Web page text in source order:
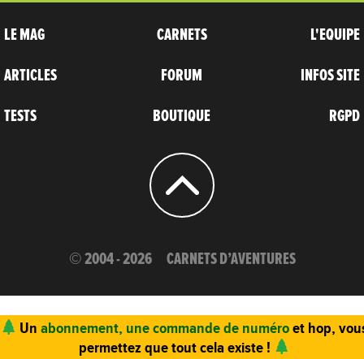
LE MAG
ARTICLES
TESTS
CARNETS
FORUM
BOUTIQUE
L'EQUIPE
INFOS SITE
RGPD
© 2004 - 2026 CARNETS D’AVENTURES
Un abonnement, une commande de numéroet hop,
permettez que tout cela existe !